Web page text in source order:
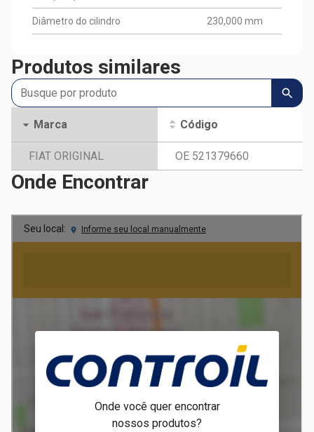
Diâmetro do cilindro 230,000 mm
Produtos similares
Marca Código
FIAT ORIGINAL OE 521379660
Onde Encontrar